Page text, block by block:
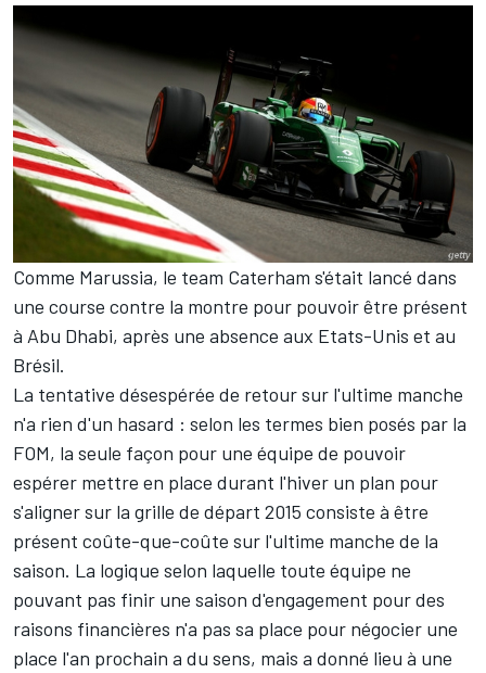
Comme Marussia, le team Caterham s'était lancé dans
une course contre la montre pour pouvoir être présent
à Abu Dhabi, après une absence aux Etats-Unis et au
Brésil.
La tentative désespérée de retour sur l'ultime manche
n'a rien d'un hasard : selon les termes bien posés par la
FOM, la seule façon pour une équipe de pouvoir
espérer mettre en place durant l'hiver un plan pour
s'aligner sur la grille de départ 2015 consiste à être
présent coûte-que-coûte sur l'ultime manche de la
saison. La logique selon laquelle toute équipe ne
pouvant pas finir une saison d'engagement pour des
raisons financières n'a pas sa place pour négocier une
place l'an prochain a du sens, mais a donné lieu à une